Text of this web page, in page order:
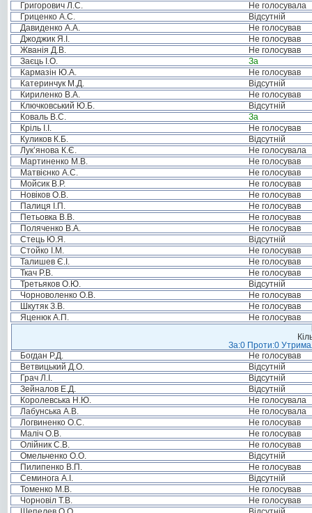
Григорович Л.С.
Не голосувала
Гриценко А.С.
Відсутній
Давиденко А.А.
Не голосував
Джоджик Я.І.
Не голосував
Жванія Д.В.
Не голосував
Заєць І.О.
За
Кармазін Ю.А.
Не голосував
Катеринчук М.Д.
Відсутній
Кириленко В.А.
Не голосував
Ключковський Ю.Б.
Відсутній
Коваль В.С.
За
Кріль І.І.
Не голосував
Куликов К.Б.
Відсутній
Лук’янова К.Є.
Не голосувала
Мартиненко М.В.
Не голосував
Матвієнко А.С.
Не голосував
Мойсик В.Р.
Не голосував
Новіков О.В.
Не голосував
Палиця І.П.
Не голосував
Петьовка В.В.
Не голосував
Поляченко В.А.
Не голосував
Стець Ю.Я.
Відсутній
Стойко І.М.
Не голосував
Талишев Є.І.
Не голосував
Ткач Р.В.
Не голосував
Третьяков О.Ю.
Відсутній
Чорноволенко О.В.
Не голосував
Шкутяк З.В.
Не голосував
Яценюк А.П.
Не голосував
За:0 Проти:0
Богдан Р.Д.
Не голосував
Ветвицький Д.О.
Відсутній
Грач Л.І.
Відсутній
Зейналов Е.Д.
Відсутній
Королевська Н.Ю.
Не голосувала
Лабунська А.В.
Не голосувала
Логвиненко О.С.
Не голосував
Маліч О.В.
Не голосував
Олійник С.В.
Не голосував
Омельченко О.О.
Відсутній
Пилипенко В.П.
Не голосував
Семинога А.І.
Відсутній
Томенко М.В.
Не голосував
Чорновіл Т.В.
Не голосував